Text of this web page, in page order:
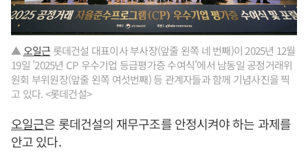
▲오일근 롯데건설 대표이사 부사장(앞줄 왼쪽 네 번째)이 2025년 12월
19일 '2025년 CP 우수기업 등급평가증 수여식'에서 남동일 공정거래위
원회 부위원장(앞줄 왼쪽 여섯번째) 등 관계자들과 함께 기념사진을 찍
고 있다. <롯데건설>
오일근은 롯데건설의 재무구조를 안정시켜야 하는 과제를
안고 있다.